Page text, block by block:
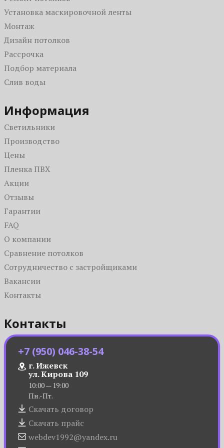
На балкон / на лоджию
В гостиную
На кухню
Светопрозрачные
Одноуровневые
Со световыми линиями
С подсветкой
С фотопечатью
Установка маскировочной ленты
Монтаж
Дизайн потолков
Рассрочка
Подбор материала
Слив воды
Информация
Светильники
Производство
Цены
Пленка ПВХ
Акции
Отзывы
Гарантии
FAQ
О компании
Сравнение потолков
Сотрудничество с застройщиками
Вакансии
Контакты
Контакты
+7 (950) 046-38-54
г. Ижевск
ул. Кирова 109
10:00 — 19:00
Пн.-Пт.
Скачать договор
Скачать прайс
webdev1992@yandex.ru